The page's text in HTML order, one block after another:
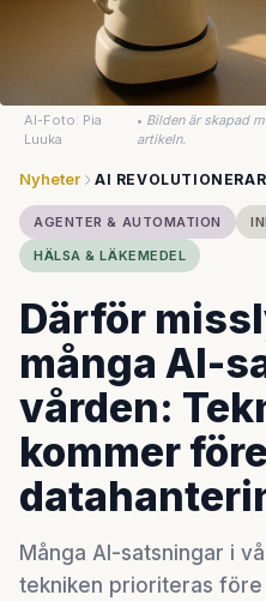
AI-Foto: Pia
Luuka
• Bilden är skapad
artikeln.
Nyheter AI
AGENTER & AUTOMATION
HÄLSA & LÄKEMEDEL
Därför
många AI-
vården:
kommer före
Många AI-satsningar i
tekniken prioriteras före